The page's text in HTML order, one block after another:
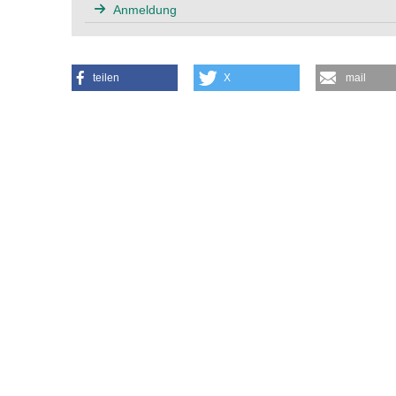
Anmeldung
teilen X mail